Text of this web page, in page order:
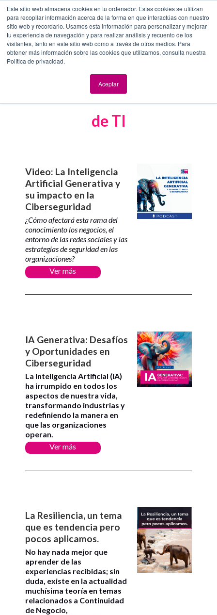
Este sitio web almacena cookies en tu ordenador. Estas cookies se utilizan
para recopilar información acerca de la forma en que interactúas con nuestro
sitio web y recordarlo. Usamos esta información para personalizar y mejorar
tu experiencia de navegación y para realizar análisis y recuento de los
visitantes, tanto en este sitio web como a través de otros medios. Para
obtener más información sobre las cookies que utilizamos, consulta nuestra
Política de privacidad.
Aceptar
Contenido de interés en el área
de TI
Video: La Inteligencia
Artificial Generativa y
su impacto en la
Ciberseguridad
¿Cómo afectará esta rama del
conocimiento los negocios, el
entorno de las redes sociales y las
estrategias de seguridad en las
organizaciones?
Ver más
IA Generativa: Desafíos
y Oportunidades en
Ciberseguridad
La Inteligencia Artificial (IA)
ha irrumpido en todos los
aspectos de nuestra vida,
transformando industrias y
redefiniendo la manera en
que las organizaciones
operan.
Ver más
La Resiliencia, un tema
que es tendencia pero
pocos aplicamos.
No hay nada mejor que
aprender de las
experiencias recibidas; sin
duda, existe en la actualidad
muchísima teoría en temas
relacionados a Continuidad
de Negocio,